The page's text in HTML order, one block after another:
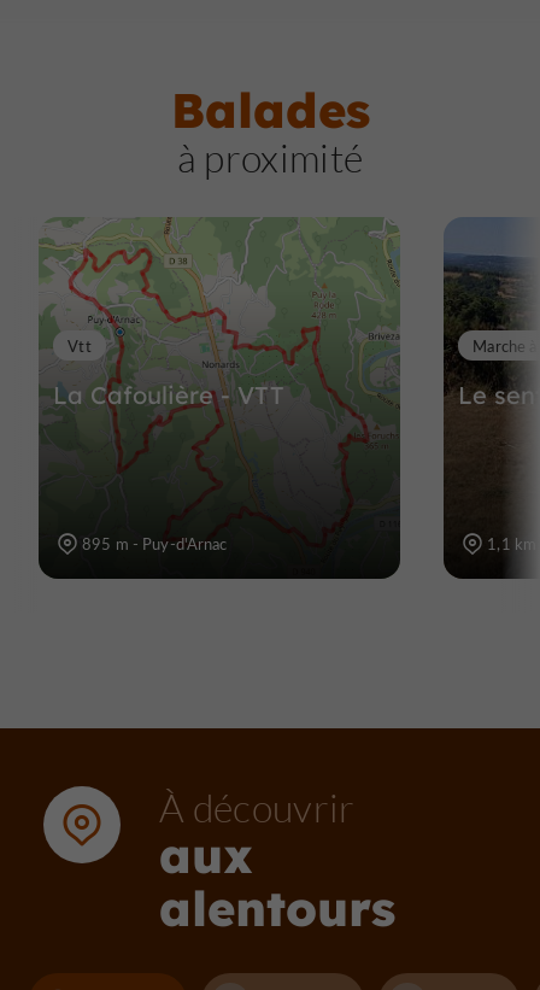
Balades
à proximité
La Cafoulière - VTT
Vtt
895 m - Puy-d'Arnac
Le
Marche
1,1 km
À découvrir
aux
alentours